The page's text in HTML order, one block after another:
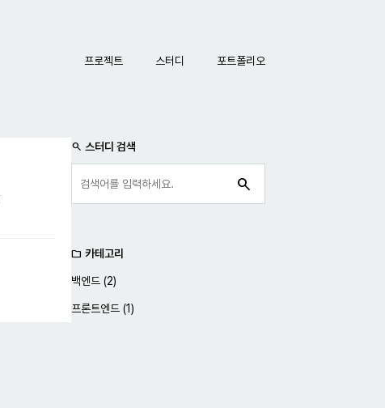
네비게이션
프로젝트 스터디 포트폴리오
사이드바
search 스터디 검색
search
folder 카테고리
백엔드 (2)
프론트엔드 (1)